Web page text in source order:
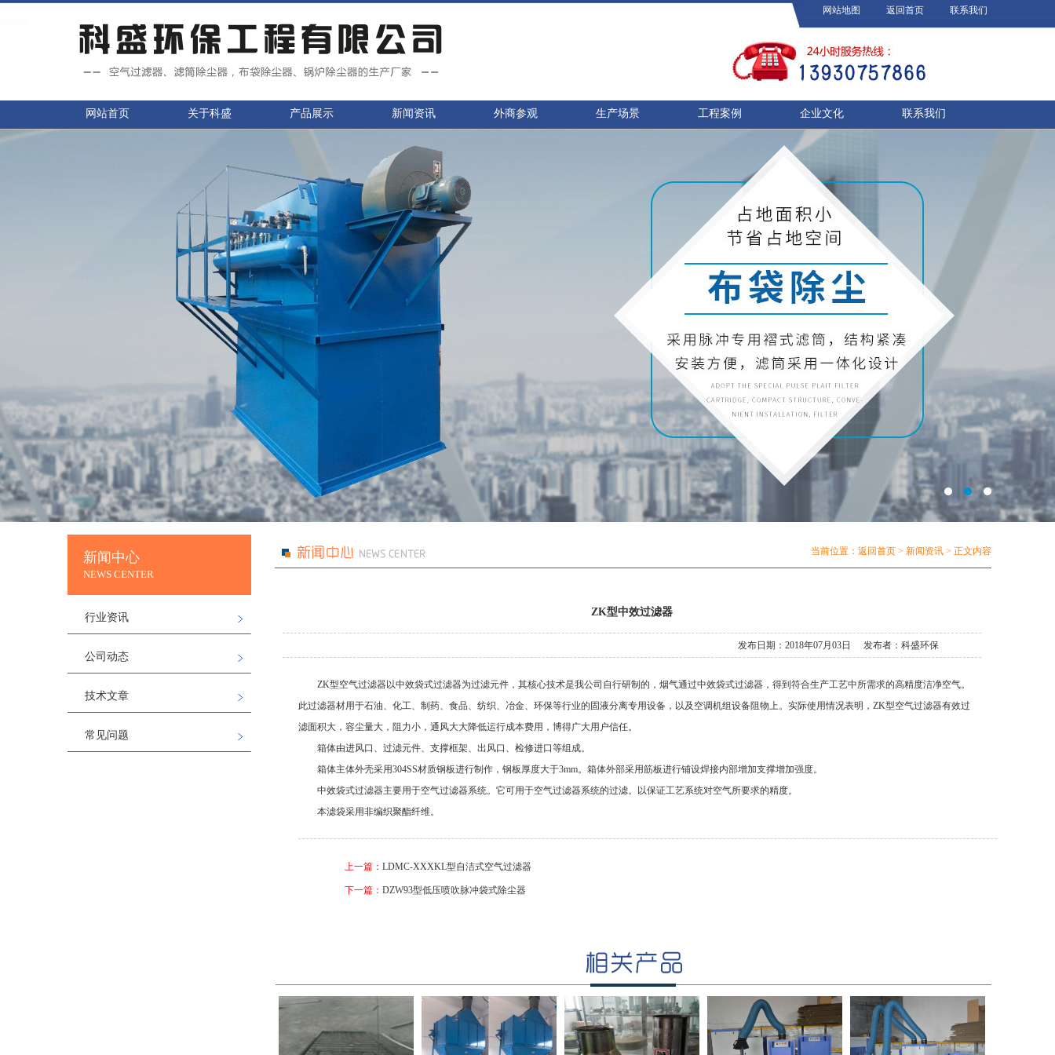
网站地图 返回首页 联系我们
网站首页 关于科盛 产品展示 新闻资讯 外商参观 生产场景 工程案例 企业文化 联系我们
新闻中心
NEWS CENTER
行业资讯
公司动态
技术文章
常见问题
当前位置： 返回首页 > 新闻资讯 > 正文内容
ZK型中效过滤器
发布者：科盛环保
发布日期：2018年07月03日
ZK型空气过滤器以中效袋式过滤器为过滤元件，其核心技术是我公司自行研制的，烟气通过中效袋式过滤器，得到符合生产工艺中所需求的高精度洁净空气。
此过滤器材用于石油、化工、制药、食品、纺织、冶金、环保等行业的固液分离专用设备，以及空调机组设备阻物上。实际使用情况表明，ZK型空气过滤器有效过
滤面积大，容尘量大，阻力小，通风大大降低运行成本费用，博得广大用户信任。
箱体由进风口、过滤元件、支撑框架、出风口、检修进口等组成。
箱体主体外壳采用304SS材质钢板进行制作，钢板厚度大于3mm。箱体外部采用筋板进行铺设焊接内部增加支撑增加强度。
中效袋式过滤器主要用于空气过滤器系统。它可用于空气过滤器系统的过滤。以保证工艺系统对空气所要求的精度。
本滤袋采用非编织聚酯纤维。
上一篇： LDMC-XXXKL型自洁式空气过滤器
下一篇： DZW93型低压喷吹脉冲袋式除尘器